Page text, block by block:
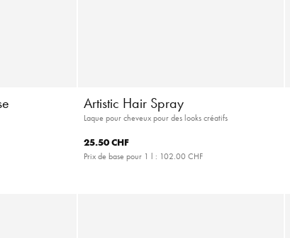
Artistic Hair Spray
Laque pour cheveux pour des looks créatifs
25.50 CHF
Prix de base pour 1 l : 102.00 CHF